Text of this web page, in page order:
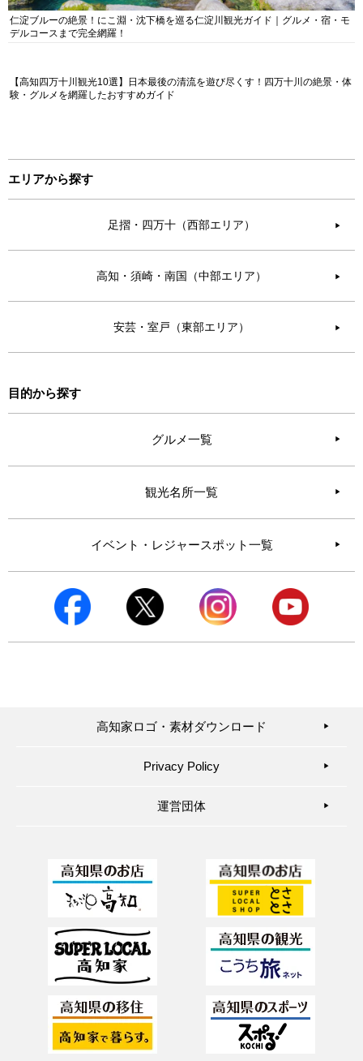
仁淀ブルーの絶景！にこ淵・沈下橋を巡る仁淀川観光ガイド｜グルメ・宿・モ
デルコースまで完全網羅！
【高知四万十川観光10選】日本最後の清流を遊び尽くす！四万十川の絶景・体
験・グルメを網羅したおすすめガイド
エリアから探す
足摺・四万十（西部エリア） ▶︎
高知・須崎・南国（中部エリア） ▶︎
安芸・室戸（東部エリア） ▶︎
目的から探す
グルメ一覧
観光名所一覧
イベント・レジャースポット一覧
高知家ロゴ・素材ダウンロード ▶︎
Privacy Policy ▶︎
運営団体 ▶︎